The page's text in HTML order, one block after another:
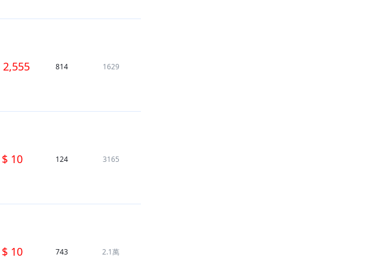
2,555 814 1629
$ 10 124 3165
$ 10 743 2.1萬